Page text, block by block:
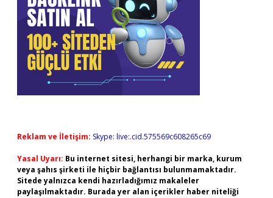
Reklam ve İletişim: Skype: live:.cid.575569c608265c69
Yasal Uyarı: Bu internet sitesi, herhangi bir marka, kurum
veya şahıs şirketi ile hiçbir bağlantısı bulunmamaktadır.
Sitede yalnızca kendi hazırladığımız makaleler
paylaşılmaktadır. Burada yer alan içerikler haber niteliği